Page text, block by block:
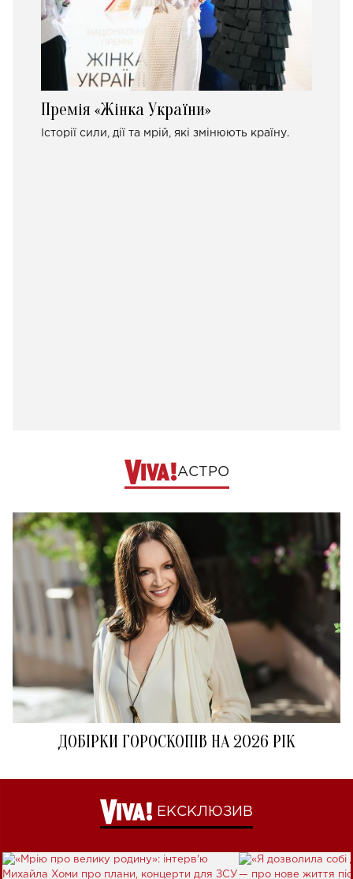
Премія «Жінка України»
Історії сили, дії та мрій, які змінюють країну.
АСТРО
ДОБІРКИ ГОРОСКОПІВ НА 2026 РІК
ЕКСКЛЮЗИВ